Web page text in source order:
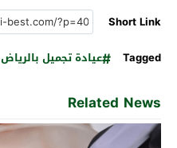
Short Link
Tagged
عيادة تجميل بالرياض
Related News